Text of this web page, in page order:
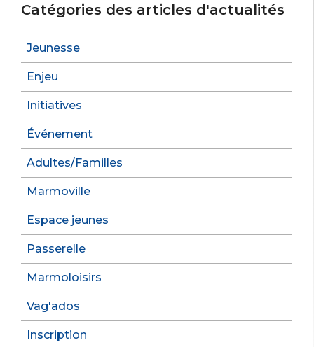
Catégories des articles d'actualités
Jeunesse
Enjeu
Initiatives
Événement
Adultes/Familles
Marmoville
Espace jeunes
Passerelle
Marmoloisirs
Vag'ados
Inscription